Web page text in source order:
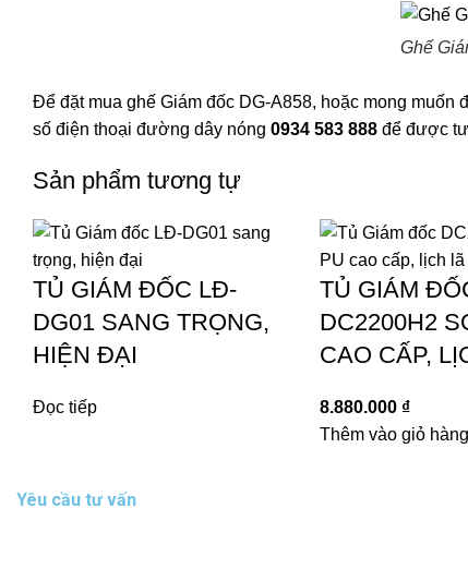
Ghế
Để đặt mua ghế Giám đốc DG-A858, hoặc mong muốn
số điện thoại đường dây nóng 0934 583 888 để được
Sản phẩm tương tự
TỦ GIÁM ĐỐC LĐ-
DG01 SANG TRỌNG,
HIỆN ĐẠI
Đọc tiếp
TỦ GIÁM
DC2200H2
CAO CẤP,
8.880.000 ₫
Thêm vào giỏ hàng
Yêu cầu tư vấn